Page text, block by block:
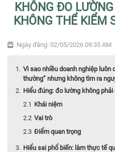
KHÔNG ĐO
KHÔNG THỂ KIỂM
Ngày đăng: 02/05/2026 09:35 AM
Vì sao nhiều doanh nghiệp luôn
thường” nhưng không tìm ra
Hiểu đúng: đo lường không
Khái niệm
Vai trò
Điểm quan trọng
Hiểu sai phổ biến: làm thực tế